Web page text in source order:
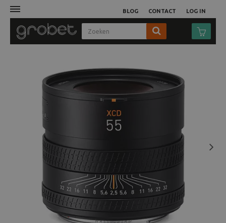
LOG IN
BLOG CONTACT
Fotocamera
Tassen
Statieven